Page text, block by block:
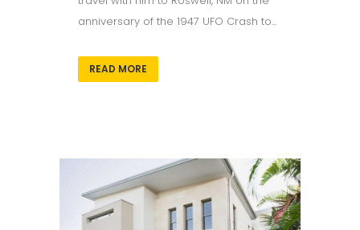
anniversary of the 1947 UFO Crash to...
READ MORE